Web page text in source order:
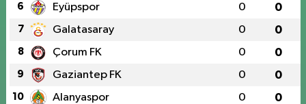
6 Eyüpspor 0 0
7 Galatasaray 0 0
8 Çorum FK 0 0
9 Gaziantep FK 0 0
10 Alanyaspor 0 0